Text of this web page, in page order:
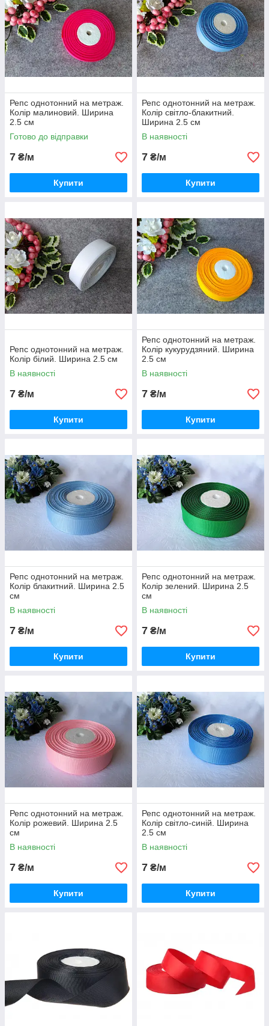
Репс однотонний на метраж.
Колір малиновий. Ширина
2.5 см
Готово до відправки
7 ₴/м
Купити
Репс однотонний на метраж.
Колір світло-блакитний.
Ширина 2.5 см
В наявності
7 ₴/м
Купити
Репс однотонний на метраж.
Колір білий. Ширина 2.5 см
В наявності
7 ₴/м
Купити
Репс однотонний на метраж.
Колір кукурудзяний. Ширина
2.5 см
В наявності
7 ₴/м
Купити
Репс однотонний на метраж.
Колір блакитний. Ширина 2.5
см
В наявності
7 ₴/м
Купити
Репс однотонний на метраж.
Колір зелений. Ширина 2.5
см
В наявності
7 ₴/м
Купити
Репс однотонний на метраж.
Колір рожевий. Ширина 2.5
см
В наявності
7 ₴/м
Купити
Репс однотонний на метраж.
Колір світло-синій. Ширина
2.5 см
В наявності
7 ₴/м
Купити